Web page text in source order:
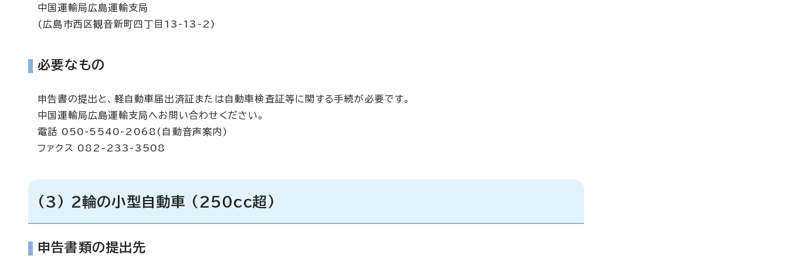
中国運輸局広島運輸支局
(広島市西区観音新町四丁目13-13-2)
必要なもの
申告書の提出と、軽自動車届出済証または自動車検査証等に関する手続が必要です。
中国運輸局広島運輸支局へお問い合わせください。
電話 050-5540-2068(自動音声案内)
ファクス 082-233-3508
(3) 2輪の小型自動車 (250cc超)
申告書類の提出先